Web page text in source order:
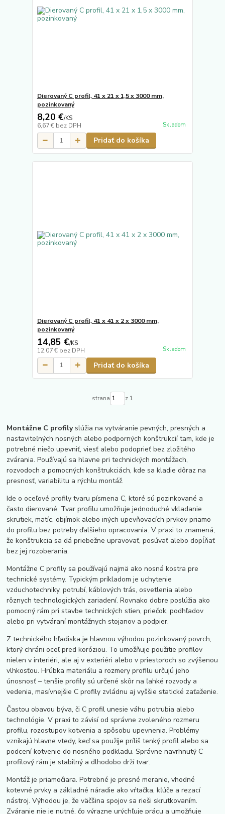
Dierovaný C profil, 41 x 21 x 1,5 x 3000 mm,
pozinkovaný
8,20 €/KS
6,67 € bez DPH Skladom
Pridať do košíka
Dierovaný C profil, 41 x 41 x 2 x 3000 mm,
pozinkovaný
14,85 €/KS
12,07 € bez DPH Skladom
Pridať do košíka
strana z 1
Montážne C profilyslúžia na vytváranie pevných, presných a
nastaviteľných nosných alebo podporných konštrukcií tam, kde je
potrebné niečo upevniť, viesť alebo podoprieť bez zložitého
zvárania. Používajú sa hlavne pri technických montážach,
rozvodoch a pomocných konštrukciách, kde sa kladie dôraz na
presnosť, variabilitu a rýchlu montáž.
Ide o oceľové profily tvaru písmena C, ktoré sú pozinkované a
často dierované. Tvar profilu umožňuje jednoduché vkladanie
skrutiek, matíc, objímok alebo iných upevňovacích prvkov priamo
do profilu bez potreby ďalšieho opracovania. V praxi to znamená,
že konštrukcia sa dá priebežne upravovať, posúvať alebo dopĺňať
bez jej rozoberania.
Montážne C profily sa používajú najmä ako nosná kostra pre
technické systémy. Typickým príkladom je uchytenie
vzduchotechniky, potrubí, káblových trás, osvetlenia alebo
rôznych technologických zariadení. Rovnako dobre poslúžia ako
pomocný rám pri stavbe technických stien, priečok, podhľadov
alebo pri vytváraní montážnych stojanov a podpier.
Z technického hľadiska je hlavnou výhodou pozinkovaný povrch,
ktorý chráni oceľ pred koróziou. To umožňuje použitie profilov
nielen v interiéri, ale aj v exteriéri alebo v priestoroch so zvýšenou
vlhkosťou. Hrúbka materiálu a rozmery profilu určujú jeho
únosnosť – tenšie profily sú určené skôr na ľahké rozvody a
vedenia, masívnejšie C profily zvládnu aj vyššie statické zaťaženie.
Častou obavou býva, či C profil unesie váhu potrubia alebo
technológie. V praxi to závisí od správne zvoleného rozmeru
profilu, rozostupov kotvenia a spôsobu upevnenia. Problémy
vznikajú hlavne vtedy, keď sa použije príliš tenký profil alebo sa
podcení kotvenie do nosného podkladu. Správne navrhnutý C
profilový rám je stabilný a dlhodobo drží tvar.
Montáž je priamočiara. Potrebné je presné meranie, vhodné
kotevné prvky a základné náradie ako vŕtačka, kľúče a rezací
nástroj. Výhodou je, že väčšina spojov sa rieši skrutkovaním.
Zváranie nie je nutné, čo výrazne urýchľuje prácu a umožňuje